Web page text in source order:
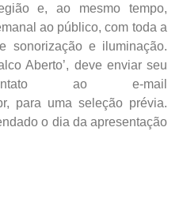
e, ao mesmo tempo,
ao público, com toda a
sonorização e iluminação.
Aberto’, deve enviar seu
ao e-mail
para uma seleção prévia.
o dia da apresentação